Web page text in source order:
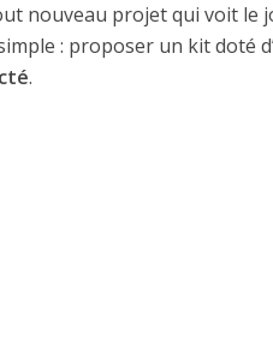
nouveau projet qui voit le
: proposer un kit doté
.